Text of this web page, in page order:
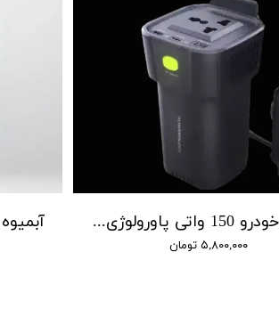
اینورتر خودرو 150 واتی پاورولوژی | power inverter 150 w powerology
۵,۸۰۰,۰۰۰ تومان